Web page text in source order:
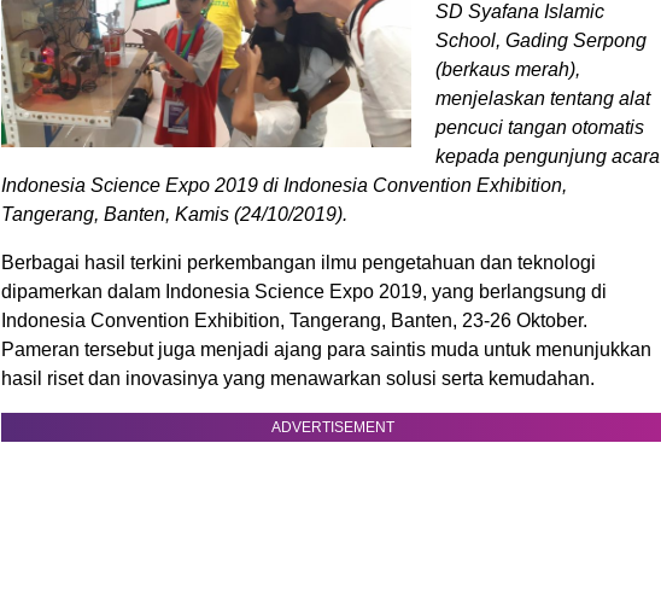
SD Syafana Islamic
School, Gading Serpong
(berkaus merah),
menjelaskan tentang alat
pencuci tangan otomatis
kepada pengunjung acara
Indonesia Science Expo 2019 di Indonesia Convention Exhibition,
Tangerang, Banten, Kamis (24/10/2019).
Berbagai hasil terkini perkembangan ilmu pengetahuan dan teknologi
dipamerkan dalam Indonesia Science Expo 2019, yang berlangsung di
Indonesia Convention Exhibition, Tangerang, Banten, 23-26 Oktober.
Pameran tersebut juga menjadi ajang para saintis muda untuk menunjukkan
hasil riset dan inovasinya yang menawarkan solusi serta kemudahan.
ADVERTISEMENT